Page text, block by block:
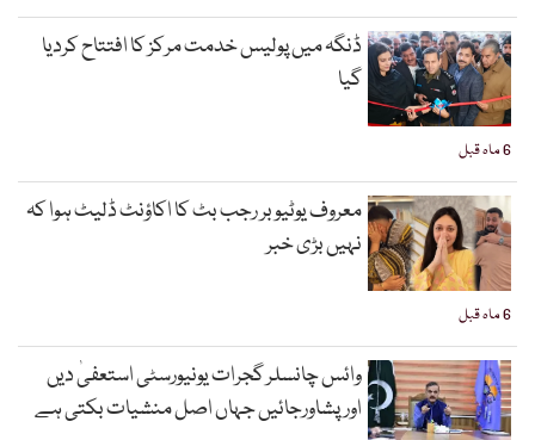
6 ماہ قبل
ڈنگہ میں پولیس خدمت مرکز کا افتتاح کردیا
گیا
6 ماہ قبل
معروف یوٹیوبر رجب بٹ کا اکاؤنٹ ڈلیٹ ہوا کہ
نہیں بڑی خبر
وائس چانسلر گجرات یونیورسٹی استعفیٰ دیں
اورپشاورجائیں جہاں اصل منشیات بکتی ہے